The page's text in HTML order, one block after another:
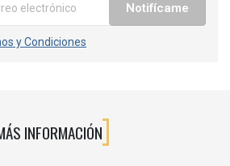
Notifícame
y Condiciones
INFORMACIÓN